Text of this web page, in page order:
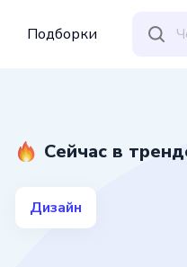
Подборки
Сейчас в
Дизайн